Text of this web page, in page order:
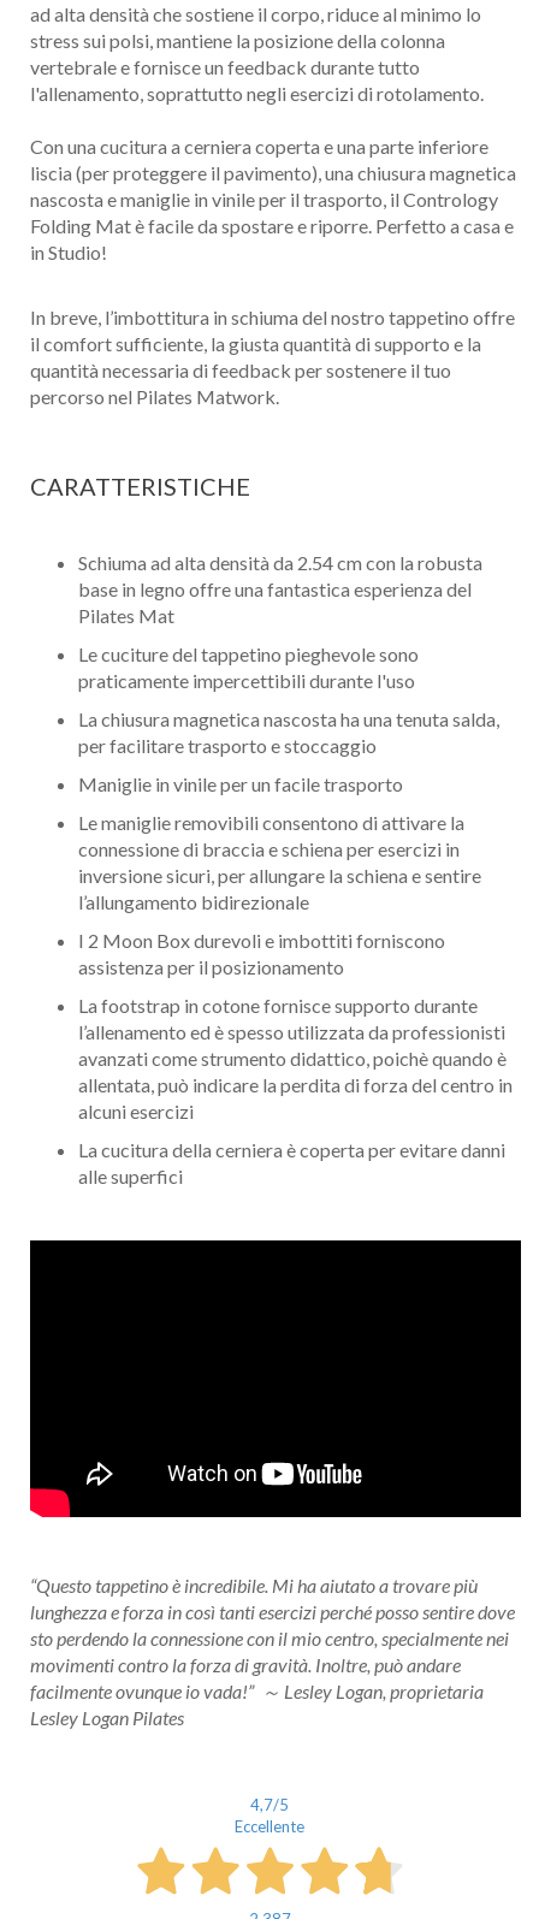
ad alta densità che sostiene il corpo, riduce al minimo lo
stress sui polsi, mantiene la posizione della colonna
vertebrale e fornisce un feedback durante tutto
l'allenamento, soprattutto negli esercizi di rotolamento.
Con una cucitura a cerniera coperta e una parte inferiore
liscia (per proteggere il pavimento), una chiusura magnetica
nascosta e maniglie in vinile per il trasporto, il Contrology
Folding Mat è facile da spostare e riporre. Perfetto a casa e
in Studio!
In breve, l’imbottitura in schiuma del nostro tappetino offre
il comfort sufficiente, la giusta quantità di supporto e la
quantità necessaria di feedback per sostenere il tuo
percorso nel Pilates Matwork.
CARATTERISTICHE
Schiuma ad alta densità da 2.54 cm con la robusta
base in legno offre una fantastica esperienza del
Pilates Mat
Le cuciture del tappetino pieghevole sono
praticamente impercettibili durante l'uso
La chiusura magnetica nascosta ha una tenuta salda,
per facilitare trasporto e stoccaggio
Maniglie in vinile per un facile trasporto
Le maniglie removibili consentono di attivare la
connessione di braccia e schiena per esercizi in
inversione sicuri, per allungare la schiena e sentire
l’allungamento bidirezionale
I 2 Moon Box durevoli e imbottiti forniscono
assistenza per il posizionamento
La footstrap in cotone fornisce supporto durante
l’allenamento ed è spesso utilizzata da professionisti
avanzati come strumento didattico, poichè quando è
allentata, può indicare la perdita di forza del centro in
alcuni esercizi
La cucitura della cerniera è coperta per evitare danni
alle superfici
“Questo tappetino è incredibile. Mi ha aiutato a trovare più
lunghezza e forza in così tanti esercizi perché posso sentire dove
sto perdendo la connessione con il mio centro, specialmente nei
movimenti contro la forza di gravità. Inoltre, può andare
facilmente ovunque io vada!” ～ Lesley Logan, proprietaria
Lesley Logan Pilates
4,7/5
Eccellente